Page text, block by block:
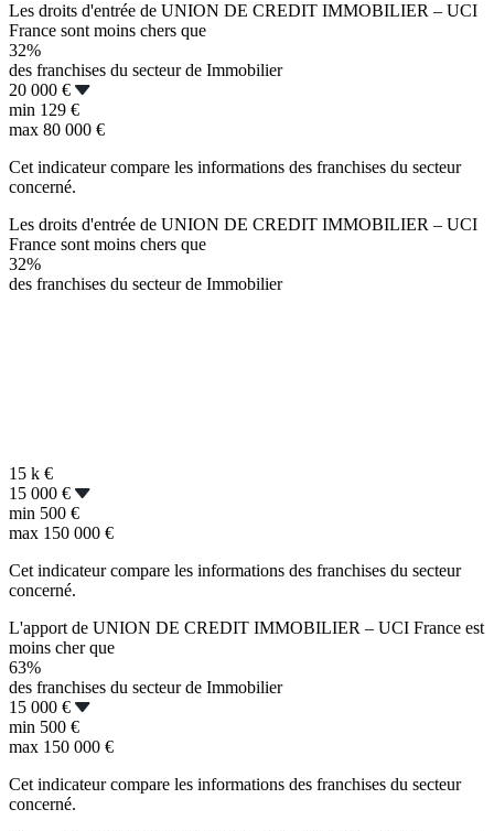
Les droits d'entrée de UNION DE CREDIT IMMOBILIER – UCI
France sont moins chers que
32%
des franchises du secteur de Immobilier
20 000 €
min 129 €
max 80 000 €
Cet indicateur compare les informations des franchises du secteur
concerné.
Les droits d'entrée de UNION DE CREDIT IMMOBILIER – UCI
France sont moins chers que
32%
des franchises du secteur de Immobilier
15 k €
15 000 €
min 500 €
max 150 000 €
Cet indicateur compare les informations des franchises du secteur
concerné.
L'apport de UNION DE CREDIT IMMOBILIER – UCI France est
moins cher que
63%
des franchises du secteur de Immobilier
15 000 €
min 500 €
max 150 000 €
Cet indicateur compare les informations des franchises du secteur
concerné.